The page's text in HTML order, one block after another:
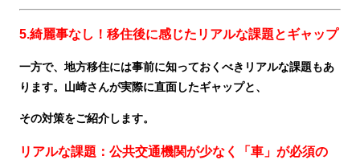
5.綺麗事なし！移住後に感じたリアルな課題とギャップ
一方で、地方移住には事前に知っておくべきリアルな課題もあ
ります。山崎さんが実際に直面したギャップと、
その対策をご紹介します。
リアルな課題：公共交通機関が少なく「車」が必須の